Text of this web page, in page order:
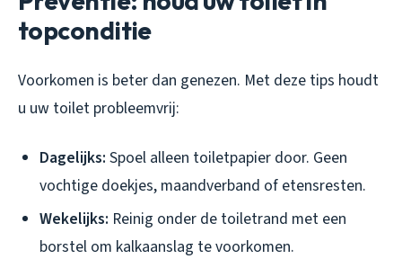
topconditie
Voorkomen is beter dan genezen. Met deze tips houdt
u uw toilet probleemvrij:
Dagelijks: Spoel alleen toiletpapier door. Geen
vochtige doekjes, maandverband of etensresten.
Wekelijks: Reinig onder de toiletrand met een
borstel om kalkaanslag te voorkomen.